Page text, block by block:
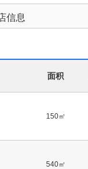
信息
面积
150㎡
540㎡